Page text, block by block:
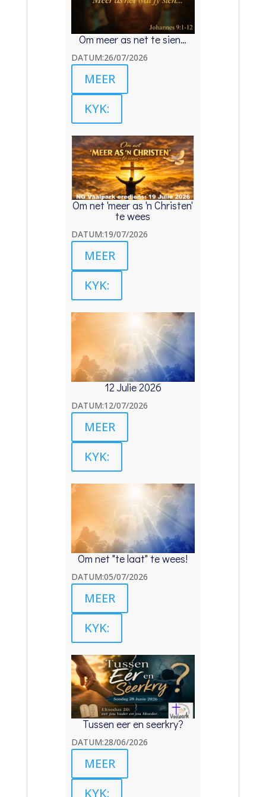
Om meer as net te sien…
DATUM:26/07/2026
MEER
KYK:
Om net 'meer as 'n Christen'
te wees
DATUM:19/07/2026
MEER
KYK:
12 Julie 2026
DATUM:12/07/2026
MEER
KYK:
Om net "te laat" te wees!
DATUM:05/07/2026
MEER
KYK:
Tussen eer en seerkry?
DATUM:28/06/2026
MEER
KYK: